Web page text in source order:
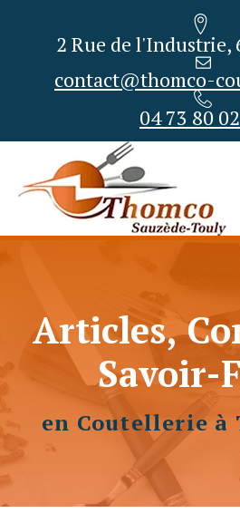
2 Rue de l'Industrie,
contact@thomco-
04 73 80
Articles,
Savoir-
en Coutellerie à